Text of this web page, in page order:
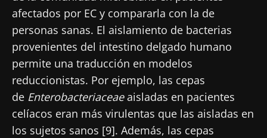
afectados por EC y compararla con la de
personas sanas. El aislamiento de bacterias
provenientes del intestino delgado humano
permite una traducción en modelos
reduccionistas. Por ejemplo, las cepas
de Enterobacteriaceaeaisladas en pacientes
celíacos eran más virulentas que las aisladas en
los sujetos sanos [9]. Además, las cepas